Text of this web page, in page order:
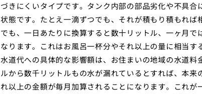
づきにくいタイプです。タンク内部の部品劣化や不具
状態です。たとえ一滴ずつでも、それが積もり積もれ
でも、一日あたりに換算すると数十リットル、一ヶ月
なります。これはお風呂一杯分やそれ以上の量に相当す
水道代への具体的な影響額は、お住まいの地域の水道
ルから数千リットルもの水が漏れているとすれば、本
れ以上の金額が毎月加算されることになります。これ